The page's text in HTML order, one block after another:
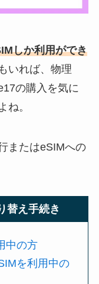
しか利用ができ
いれば、物理
の購入を気に
ね。
またはeSIMへの
替え手続き
中の方
を利用中の